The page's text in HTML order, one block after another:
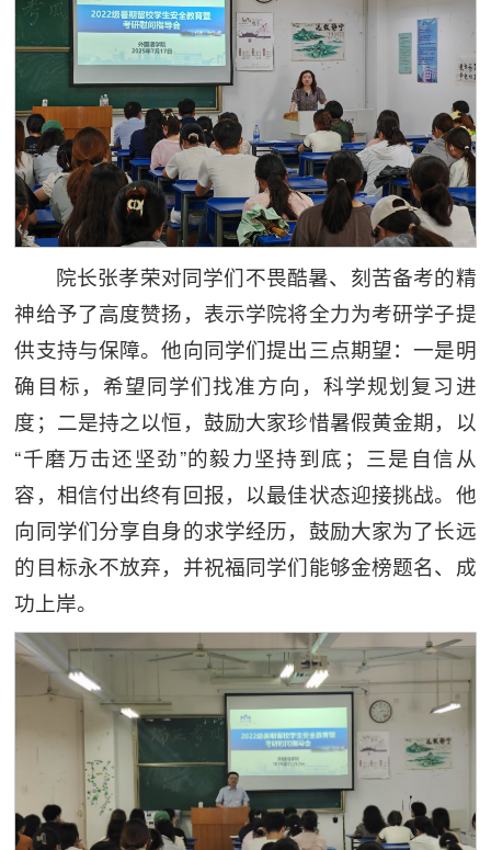
院长张孝荣对同学们不畏酷暑、刻苦备考的精
神给予了高度赞扬，表示学院将全力为考研学子提
供支持与保障。他向同学们提出三点期望：一是明
确目标，希望同学们找准方向，科学规划复习进
度；二是持之以恒，鼓励大家珍惜暑假黄金期，以
“千磨万击还坚劲”的毅力坚持到底；三是自信从
容，相信付出终有回报，以最佳状态迎接挑战。他
向同学们分享自身的求学经历，鼓励大家为了长远
的目标永不放弃，并祝福同学们能够金榜题名、成
功上岸。